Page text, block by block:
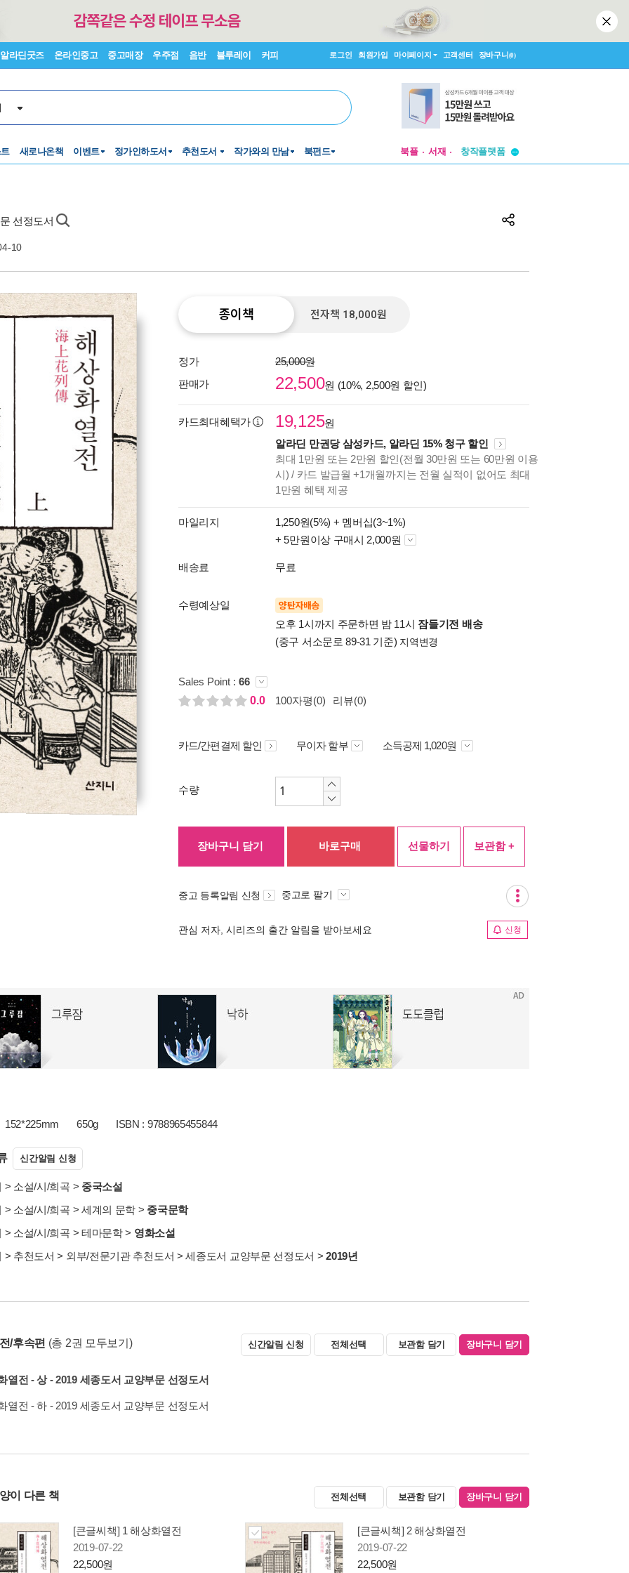
알라딘굿즈 온라인중고 중고매장 우주점 음반 블루레이 커피 로그인 회원가입 마이페이지 고객센터 장바구니(0)
새로나온책 이벤트 정가인하도서 추천도서 작가와의 만남 북펀드 북플 서재
창작플랫폼
선정도서
10
종이책 전자책 18,000원
정가
25,000원
판매가
22,500원 (10%, 2,500원 할인)
카드최대혜택가 19,125원
알라딘 만권당 삼성카드, 알라딘 15% 청구 할인
최대 1만원 또는 2만원 할인(전월 30만원 또는 60만원 이용
시) / 카드 발급월 +1개월까지는 전월 실적이 없어도 최대
1만원 혜택 제공
마일리지 1,250원(5%) + 멤버십(3~1%)
+ 5만원이상 구매시 2,000원
배송료 무료
수령예상일 양탄자배송
오후 1시까지 주문하면 밤 11시 잠들기전 배송
(중구 서소문로 89-31 기준) 지역변경
Sales Point : 66
0.0
100자평(0) 리뷰(0)
카드/간편결제 할인 무이자 할부 소득공제 1,020원
수량
장바구니 담기 바로구매 선물하기 보관함 +
중고 등록알림 신청 중고로 팔기
관심 저자, 시리즈의 출간 알림을 받아보세요 신청
152*225mm 650g ISBN : 9788965455844
신간알림 신청
> 소설/시/희곡 > 중국소설
> 소설/시/희곡 > 세계의 문학 > 중국문학
> 소설/시/희곡 > 테마문학> 영화소설
> 추천도서 > 외부/전문기관 추천도서 >세종도서 교양부문 선정도서 >2019년
/후속편 (총 2권 모두보기) 신간알림 신청 전체선택 보관함 담기 장바구니 담기
열전 - 상 - 2019 세종도서 교양부문 선정도서
열전 - 하 - 2019 세종도서 교양부문 선정도서
이 다른 책 전체선택 보관함 담기 장바구니 담기
[큰글씨책] 1 해상화열전
2019-07-22
22,500원
[큰글씨책] 2 해상화열전
2019-07-22
22,500원